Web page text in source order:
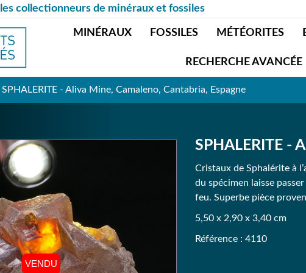
collectionneurs de minéraux et fossiles
MINÉRAUX FOSSILES MÉTÉORITES
RECHERCHE AVANCÉE
SPHALERITE - Aliva Mine, Camaleno, Cantabria, Espagne
VENDU
SPHALERITE -
Cristaux de Sphalérite à
du spécimen laisse
feu. Superbe pièce
5,50 x 2,90 x 3,40 cm
Référence : 4110